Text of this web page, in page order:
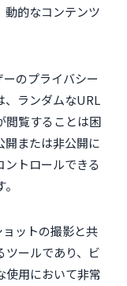
動的なコンテンツ
のプライバシー
、ランダムなURL
閲覧することは困
開または非公開に
トロールできる
ットの撮影と共
ツールであり、ビ
使用において非常